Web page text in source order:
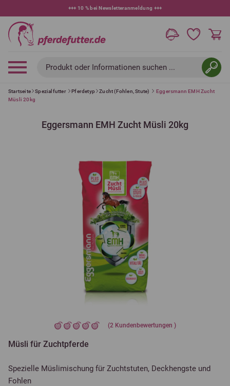
+++ 10 % bei Newsletteranmeldung +++
Produkt oder Informationen suchen ...
Startseite Spezialfutter Pferdetyp Zucht (Fohlen, Stute)
Eggersmann EMH Zucht
Müsli 20kg
Eggersmann EMH Zucht Müsli 20kg
(2 Kundenbewertungen )
Müsli für Zuchtpferde
Spezielle Müslimischung für Zuchtstuten, Deckhengste und
Fohlen